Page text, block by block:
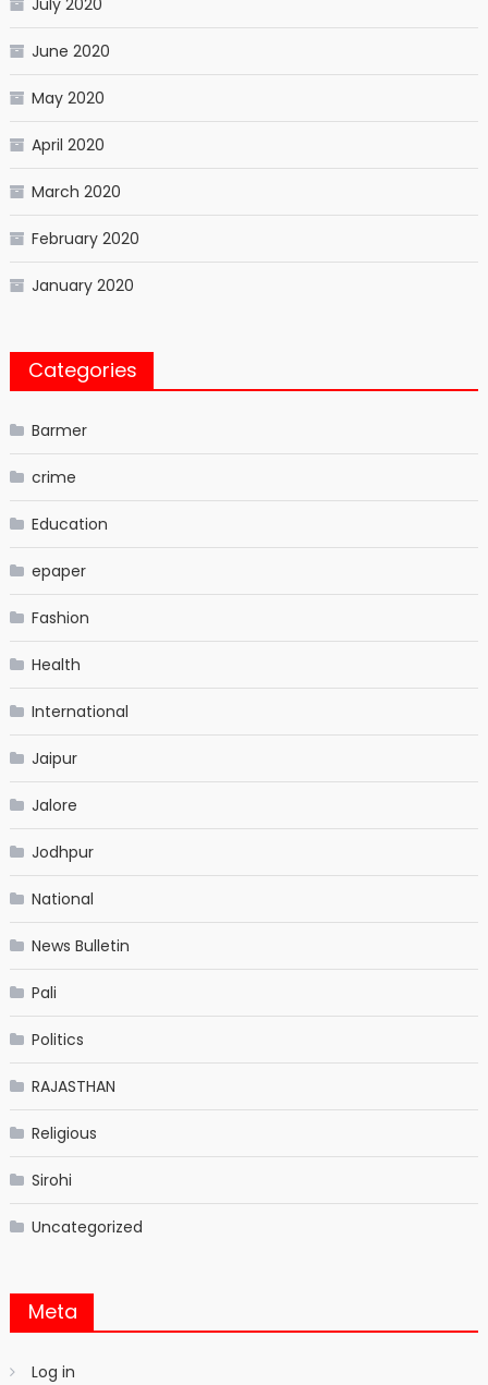
July 2020
June 2020
May 2020
April 2020
March 2020
February 2020
January 2020
Categories
Barmer
crime
Education
epaper
Fashion
Health
International
Jaipur
Jalore
Jodhpur
National
News Bulletin
Pali
Politics
RAJASTHAN
Religious
Sirohi
Uncategorized
Meta
Log in